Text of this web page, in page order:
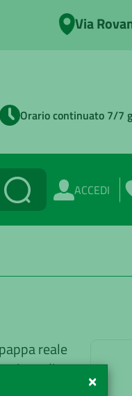
Via
Orario continuato 7/7
ACCEDI
Cerca
reale
di
×